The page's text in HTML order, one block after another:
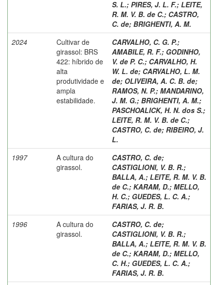
S. L.; PIRES, J. L. F.; LEITE,
R. M. V. B. de C.; CASTRO,
C. de; BRIGHENTI, A. M.
2024
Cultivar de
girassol: BRS
422: híbrido de
alta
produtividade e
ampla
estabilidade.
CARVALHO, C. G. P.;
AMABILE, R. F.; GODINHO,
V. de P. C.; CARVALHO, H.
W. L. de; CARVALHO, L. M.
de; OLIVEIRA, A. C. B. de;
RAMOS, N. P.; MANDARINO,
J. M. G.; BRIGHENTI, A. M.;
PASCHOALICK, H. N. dos S.;
LEITE, R. M. V. B. de C.;
CASTRO, C. de; RIBEIRO, J.
L.
1997
A cultura do
girassol.
CASTRO, C. de;
CASTIGLIONI, V. B. R.;
BALLA, A.; LEITE, R. M. V. B.
de C.; KARAM, D.; MELLO,
H. C.; GUEDES, L. C. A.;
FARIAS, J. R. B.
1996
A cultura do
girassol.
CASTRO, C. de;
CASTIGLIONI, V. B. R.;
BALLA, A.; LEITE, R. M. V. B.
de C.; KARAM, D.; MELLO,
C. H.; GUEDES, L. C. A.;
FARIAS, J. R. B.